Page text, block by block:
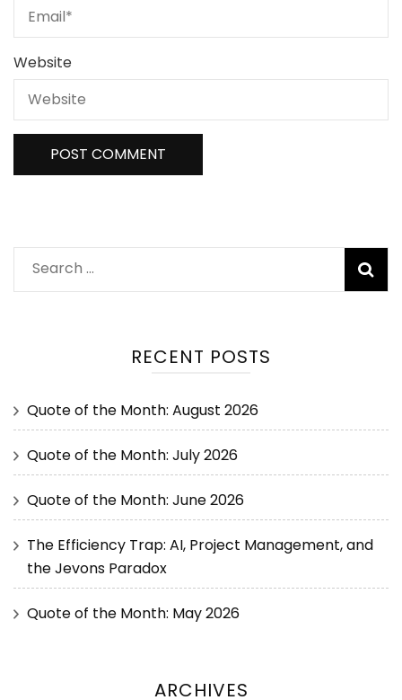
Website
RECENT POSTS
Quote of the Month: August 2026
Quote of the Month: July 2026
Quote of the Month: June 2026
The Efficiency Trap: AI, Project Management, and
the Jevons Paradox
Quote of the Month: May 2026
ARCHIVES